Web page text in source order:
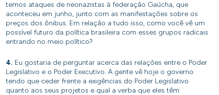
temos ataques de neonazistas à federação Gaúcha, que
aconteceu em junho, junto com as manifestações sobre os
preços dos ônibus. Em relação a tudo isso, como você vê um
possível futuro da política brasileira com esses grupos radicais
entrando no meio político?
4. Eu gostaria de perguntar acerca das relações entre o Poder
Legislativo e o Poder Executivo. A gente vê hoje o governo
tendo que ceder frente a exigências do Poder Legislativo
quanto aos seus projetos e qual a verba que eles têm